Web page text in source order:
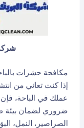
مكافحة حشرات
إذا كنت تعاني من
عملك في الباحة، فإن
ضروري لضمان بيئة
الصراصير، النمل،